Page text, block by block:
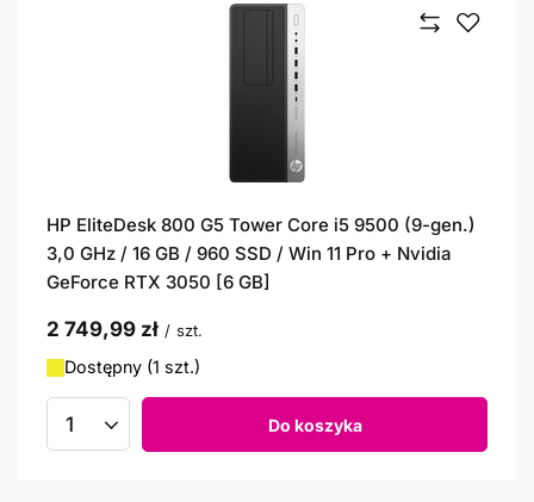
HP EliteDesk 800 G5 Tower Core i5 9500 (9-gen.)
3,0 GHz / 16 GB / 960 SSD / Win 11 Pro + Nvidia
GeForce RTX 3050 [6 GB]
2 749,99 zł / szt.
Dostępny (1 szt.)
Ilość produktów Do koszyka